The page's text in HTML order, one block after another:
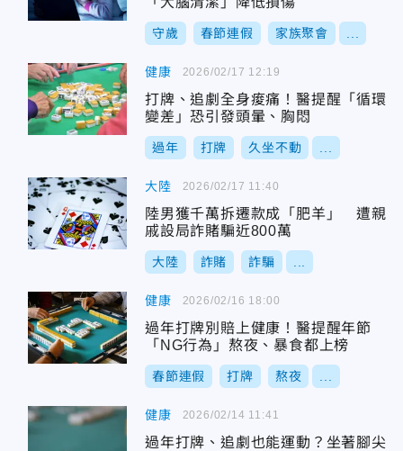
守歲 春節連假 家族聚會
健康
打牌、追劇全身痠痛！醫提醒「循環
變差」恐引發頭暈、胸悶
過年 打牌 久坐不動
2026/02/17 12:19
大陸
陸男獲千萬拆遷款成「肥羊」 遭親
戚設局詐賭騙近800萬
大陸 詐賭 詐騙
2026/02/17 11:40
健康
過年打牌別賠上健康！醫提醒年節
「NG行為」熬夜、暴食都上榜
春節連假 打牌 熬夜
2026/02/16 18:00
健康
過年打牌、追劇也能運動？坐著腳尖
2026/02/14 11:41